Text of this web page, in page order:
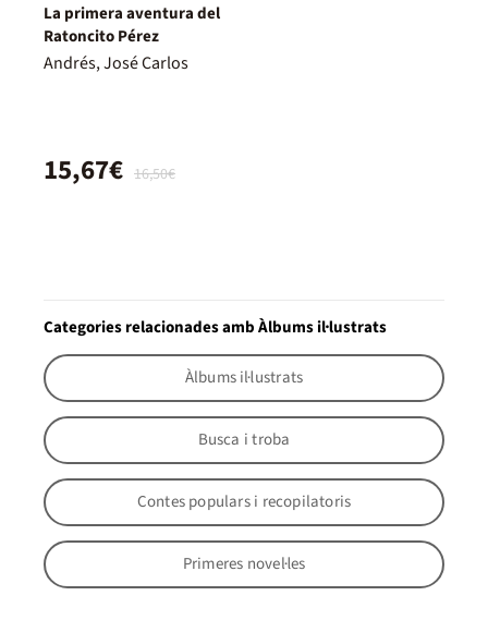
La primera aventura del
Ratoncito Pérez
Andrés, José Carlos
16,50€
15,67€
Categories relacionades amb Àlbums il·lustrats
Àlbums il·lustrats
Busca i troba
Contes populars i recopilatoris
Primeres novel·les